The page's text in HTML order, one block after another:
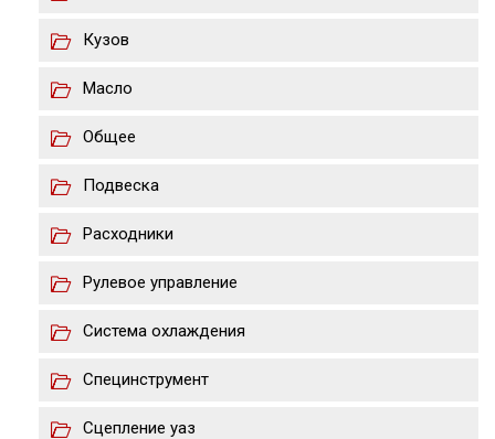
Кузов
Масло
Общее
Подвеска
Расходники
Рулевое управление
Система охлаждения
Специнструмент
Сцепление уаз